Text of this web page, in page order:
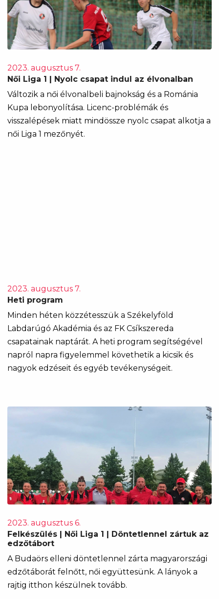
2023. augusztus 7.
Női Liga 1 | Nyolc csapat indul az élvonalban
Változik a női élvonalbeli bajnokság és a Románia
Kupa lebonyolítása. Licenc-problémák és
visszalépések miatt mindössze nyolc csapat alkotja a
női Liga 1 mezőnyét.
2023. augusztus 7.
Heti program
Minden héten közzétesszük a Székelyföld
Labdarúgó Akadémia és az FK Csíkszereda
csapatainak naptárát. A heti program segítségével
napról napra figyelemmel követhetik a kicsik és
nagyok edzéseit és egyéb tevékenységeit.
2023. augusztus 6.
Felkészülés | Női Liga 1 | Döntetlennel zártuk az
edzőtábort
A Budaörs elleni döntetlennel zárta magyarországi
edzőtáborát felnőtt, női együttesünk. A lányok a
rajtig itthon készülnek tovább.